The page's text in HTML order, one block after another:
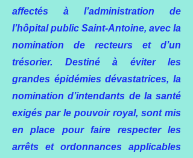
affectés à l’administration de
l’hôpital public Saint-Antoine, avec la
nomination de recteurs et d’un
trésorier. Destiné à éviter les
grandes épidémies dévastatrices, la
nomination d’intendants de la santé
exigés par le pouvoir royal, sont mis
en place pour faire respecter les
arrêts et ordonnances applicables